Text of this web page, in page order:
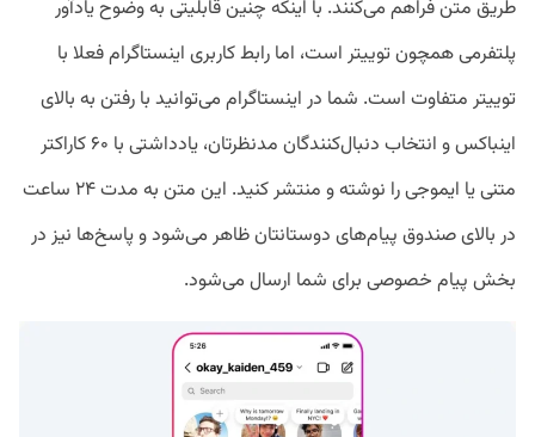
طریق متن فراهم می‌کنند. با اینکه چنین قابلیتی به وضوح یادآور
پلتفرمی همچون توییتر است، اما رابط کاربری اینستاگرام فعلا با
توییتر متفاوت است. شما در اینستاگرام می‌توانید با رفتن به بالای
اینباکس و انتخاب دنبال‌کنندگان مدنظرتان، یادداشتی با ۶۰ کاراکتر
متنی یا ایموجی را نوشته و منتشر کنید. این متن به مدت ۲۴ ساعت
در بالای صندوق پیام‌های دوستانتان ظاهر می‌شود و پاسخ‌ها نیز در
بخش پیام خصوصی برای شما ارسال می‌شود.